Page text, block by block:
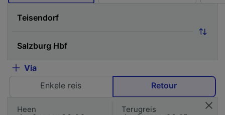
Via
Enkele reis
Retour
Heen Terugreis